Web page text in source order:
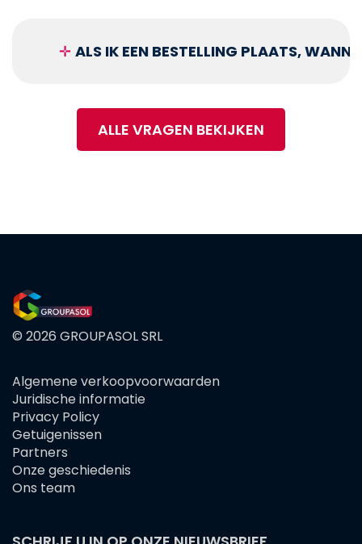
✛ ALS IK EEN BESTELLING PLAATS,
ALLE VRAGEN BEKIJKEN
© 2026 GROUPASOL SRL
FOOTER
MENU
Algemene verkoopvoorwaarden
Juridische informatie
Privacy Policy
Getuigenissen
Partners
Onze geschiedenis
Ons team